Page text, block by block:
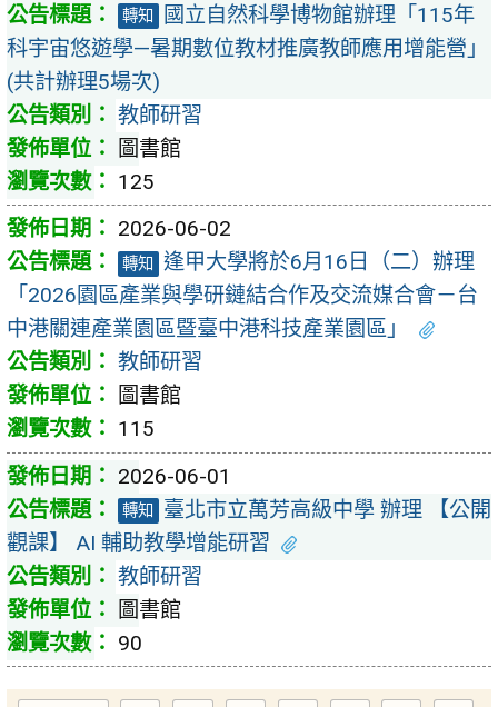
轉知
國立自然科學博物館辦理「115年
科宇宙悠遊學—暑期數位教材推廣教師應用增能營」
(共計辦理5場次)
教師研習
圖書館
125
2026-06-02
轉知
逢甲大學將於6月16日（二）辦理
「2026園區產業與學研鏈結合作及交流媒合會－台
中港關連產業園區暨臺中港科技產業園區」
教師研習
圖書館
115
2026-06-01
轉知
臺北市立萬芳高級中學 辦理 【公開
觀課】 AI 輔助教學增能研習
教師研習
圖書館
90